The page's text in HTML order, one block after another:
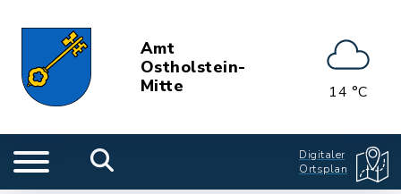
Amt
Ostholstein-
Mitte
14 °C
Digitaler
Ortsplan